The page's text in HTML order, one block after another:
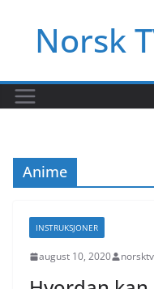
innholdetNorsk
Anime
INSTRUKSJONER
august 10, 2020